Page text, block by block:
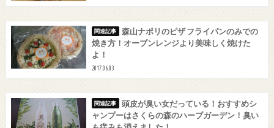
森山ナポリのピザ フライパンのみでの
焼き方！オーブンレンジより美味しく焼けた
よ！
2017.06.03
頭皮が臭い女だっている！おすすめシ
ャンプーはさくらの森のハーブガーデン！臭い